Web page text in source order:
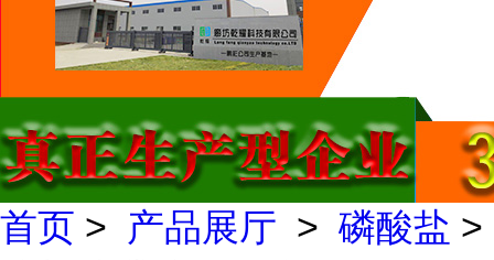
首页 > 产品展厅 > 磷酸盐 >